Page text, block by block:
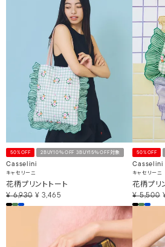
50%OFF 2BUY10％OFF 3BUY15％OFF対象
Casselini
キャセリーニ
花柄プリントトート
¥ 6,930 ¥ 3,465
50%OFF
Casselini
キャセリーニ
花柄プリ
¥ 5,500